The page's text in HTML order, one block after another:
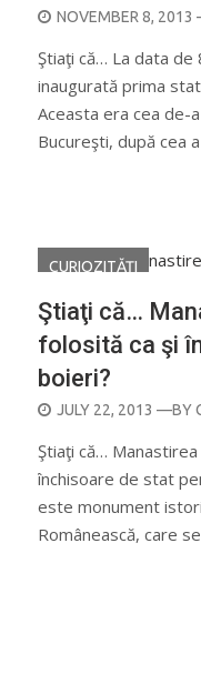
POSTED
NOVEMBER 8, 2013
Ştiaţi că… La data
inaugurată prima
Aceasta era cea de-
Bucureşti, după cea
CURIOZITĂŢI
Ştiaţi că…
folosită ca şi
boieri?
POSTED
JULY 22, 2013 —BY
Ştiaţi că…
închisoare de stat
este monument
Românească, care